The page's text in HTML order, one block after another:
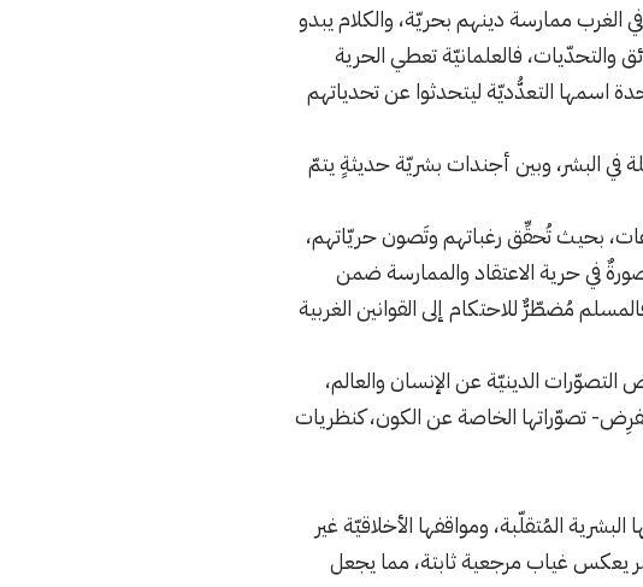
الغرب ممارسة دينهم بحريّة، والكلام يبدو
فالعلمانيّة تعطي الحرية
اسمها التعدُّديّة ليتحدثوا عن تحدياتهم
في البشر، وبين أجندات بشريّة حديثةٍ يتمّ
بحيث تُحقِّق رغباتهم وتَصون حريّاتهم،
في حرية الاعتقاد والممارسة ضمن
مُضطّرٌّ للاحتكام إلى القوانين الغربية
التصوّرات الدينيّة عن الإنسان والعالم،
تصوّراتها الخاصة عن الكون، كنظريات
المُتقلّبة، ومواقفها الأخلاقيّة غير
يعكس غياب مرجعية ثابتة، مما يجعل